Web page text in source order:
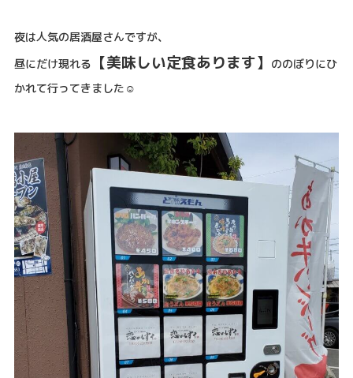
夜は人気の居酒屋さんですが、
昼にだけ現れる
【美味しい定食あります】
ののぼりにひ
かれて行ってきました☺️